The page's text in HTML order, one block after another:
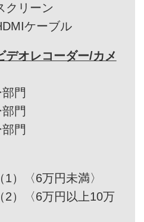
クリーン
ケーブル
デオレコーダー/カメ
門
門
門
）〈6万円未満〉
2）〈6万円以上10万